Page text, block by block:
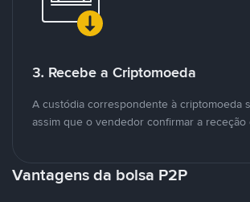
3. Recebe a Criptomoeda
A custódia correspondente à criptomoeda
assim que o vendedor confirmar a
Vantagens da bolsa P2P